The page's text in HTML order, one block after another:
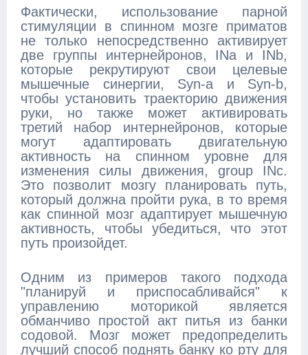
Фактически, использование парной
стимуляции в спинном мозге приматов
не только непосредственно активирует
две группы интернейронов, INa и INb,
которые рекрутируют свои целевые
мышечные синергии, Syn-a и Syn-b,
чтобы установить траекторию движения
руки, но также может активировать
третий набор интернейронов, которые
могут адаптировать двигательную
активность на спинном уровне для
изменения силы движения, group INc.
Это позволит мозгу планировать путь,
который должна пройти рука, в то время
как спинной мозг адаптирует мышечную
активность, чтобы убедиться, что этот
путь произойдет.
Одним из примеров такого подхода
"планируй и приспосабливайся" к
управлению моторикой является
обманчиво простой акт питья из банки
содовой. Мозг может предопределить
лучший способ поднять банку ко рту для